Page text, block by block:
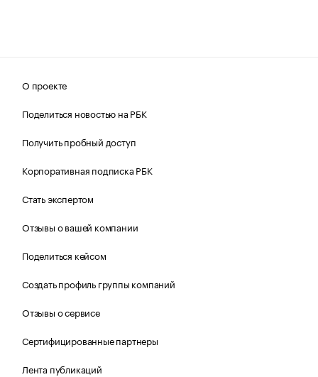
О проекте
Поделиться новостью на РБК
Получить пробный доступ
Корпоративная подписка РБК
Стать экспертом
Отзывы о вашей компании
Поделиться кейсом
Создать профиль группы компаний
Отзывы о сервисе
Сертифицированные партнеры
Лента публикаций